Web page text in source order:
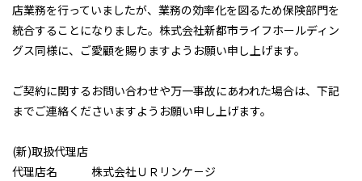
店業務を行っていましたが、業務の効率化を図るため保険部門を
統合することになりました。株式会社新都市ライフホールディン
グス同様に、ご愛顧を賜りますようお願い申し上げます。
ご契約に関するお問い合わせや万一事故にあわれた場合は、下記
までご連絡くださいますようお願い申し上げます。
(新)取扱代理店
代理店名 株式会社ＵＲリンケ－ジ